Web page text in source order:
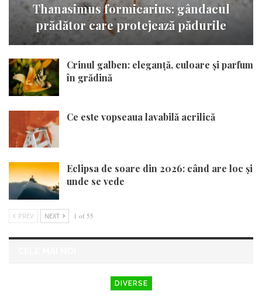
Thanasimus formicarius: gândacul
prădător care protejează pădurile
Crinul galben: eleganță, culoare și parfum
în grădină
Ce este vopseaua lavabilă acrilică
Eclipsa de soare din 2026: când are loc și
unde se vede
PREV NEXT 1 of 55
DIVERSE